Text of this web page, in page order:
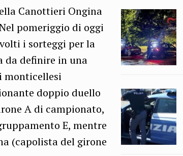
Canottieri Ongina
pomeriggio di oggi
i sorteggi per la
da definire in una
monticellesi
doppio duello
A di campionato,
E, mentre
(capolista del girone